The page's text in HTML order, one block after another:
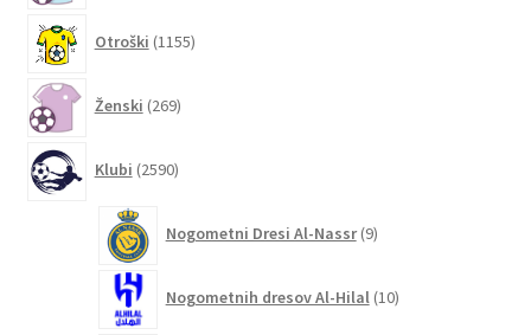
Otroški 1155izdelkov
Ženski 269izdelkov
Klubi 2590izdelkov
Nogometni Dresi Al-Nassr 9izdelkov
Nogometnih dresov Al-Hilal 10izdelkov